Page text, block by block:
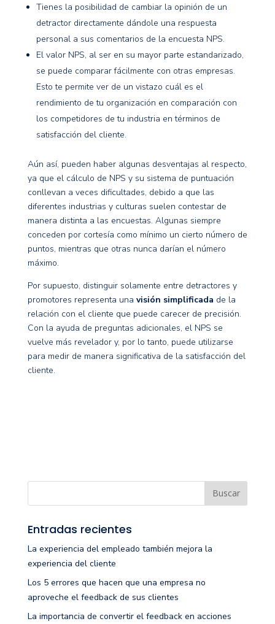
Tienes la posibilidad de cambiar la opinión de un
detractor directamente dándole una respuesta
personal a sus comentarios de la encuesta NPS.
El valor NPS, al ser en su mayor parte estandarizado,
se puede comparar fácilmente con otras empresas.
Esto te permite ver de un vistazo cuál es el
rendimiento de tu organización en comparación con
los competidores de tu industria en términos de
satisfacción del cliente.
Aún así, pueden haber algunas desventajas al respecto,
ya que el cálculo de NPS y su sistema de puntuación
conllevan a veces dificultades, debido a que las
diferentes industrias y culturas suelen contestar de
manera distinta a las encuestas. Algunas siempre
conceden por cortesía como mínimo un cierto número de
puntos, mientras que otras nunca darían el número
máximo.
Por supuesto, distinguir solamente entre detractores y
promotores representa una visión simplificada de la
relación con el cliente que puede carecer de precisión.
Con la ayuda de preguntas adicionales, el NPS se
vuelve más revelador y, por lo tanto, puede utilizarse
para medir de manera significativa de la satisfacción del
cliente.
Entradas recientes
La experiencia del empleado también mejora la
experiencia del cliente
Los 5 errores que hacen que una empresa no
aproveche el feedback de sus clientes
La importancia de convertir el feedback en acciones